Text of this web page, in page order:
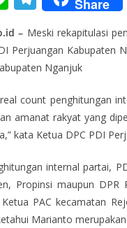
n
e
el
e
gr
m
Share
– Meski rekapitulasi
Perjuangan Kabupaten
Nganjuk
count penghitungan
amanat rakyat yang
kata Ketua DPC PDI
internal partai,
Propinsi maupun
PAC kecamatan
Marianto